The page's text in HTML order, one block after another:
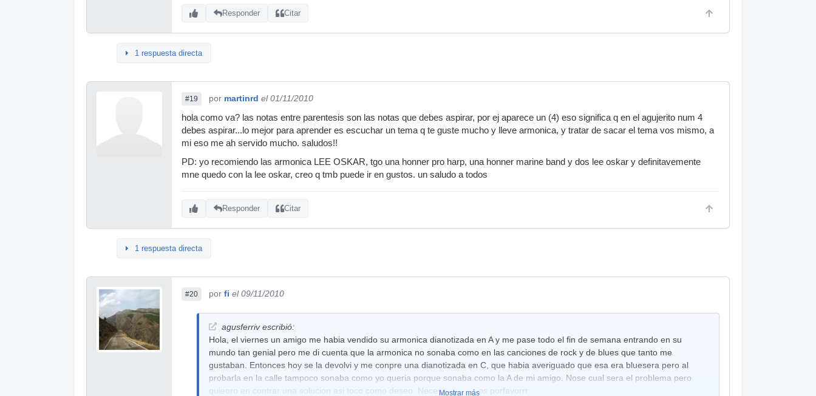
Responder Citar
1 respuesta directa
#19 por martinrd el 01/11/2010
hola como va? las notas entre parentesis son las notas que debes aspirar, por ej aparece un (4) eso significa q en el agujerito num 4
debes aspirar...lo mejor para aprender es escuchar un tema q te guste mucho y lleve armonica, y tratar de sacar el tema vos mismo, a
mi eso me ah servido mucho. saludos!!
PD: yo recomiendo las armonica LEE OSKAR, tgo una honner pro harp, una honner marine band y dos lee oskar y definitavemente
mne quedo con la lee oskar, creo q tmb puede ir en gustos. un saludo a todos
Responder Citar
1 respuesta directa
#20 por fi el 09/11/2010
agusferriv escribió:
Hola, el viernes un amigo me habia vendido su armonica dianotizada en A y me pase todo el fin de semana entrando en su
mundo tan genial pero me di cuenta que la armonica no sonaba como en las canciones de rock y de blues que tanto me
gustaban. Entonces hoy se la devolvi y me conpre una dianotizada en C, que habia averiguado que esa era bluesera pero al
probarla en la calle tampoco sonaba como yo queria porque sonaba como la A de mi amigo. Nose cual sera el problema pero
quieoro en contrar una solucion asi toco como deseo. Necesito consejos porfavorrr.
Mostrar más